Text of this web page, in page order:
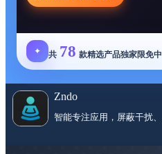
✦ 共 78 款精选产品独家限免中
Zndo